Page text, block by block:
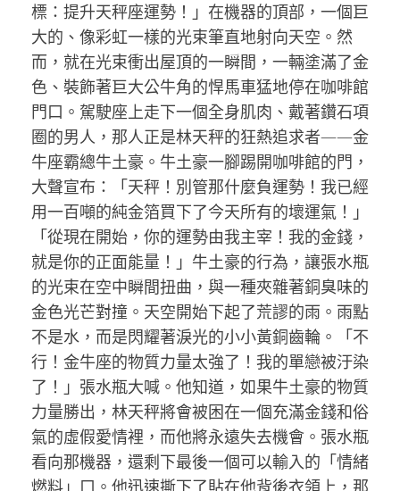
標：提升天秤座運勢！」在機器的頂部，一個巨
大的、像彩虹一樣的光束筆直地射向天空。然
而，就在光束衝出屋頂的一瞬間，一輛塗滿了金
色、裝飾著巨大公牛角的悍馬車猛地停在咖啡館
門口。駕駛座上走下一個全身肌肉、戴著鑽石項
圈的男人，那人正是林天秤的狂熱追求者——金
牛座霸總牛土豪。牛土豪一腳踢開咖啡館的門，
大聲宣布：「天秤！別管那什麼負運勢！我已經
用一百噸的純金箔買下了今天所有的壞運氣！」
「從現在開始，你的運勢由我主宰！我的金錢，
就是你的正面能量！」牛土豪的行為，讓張水瓶
的光束在空中瞬間扭曲，與一種夾雜著銅臭味的
金色光芒對撞。天空開始下起了荒謬的雨。雨點
不是水，而是閃耀著淚光的小小黃銅齒輪。「不
行！金牛座的物質力量太強了！我的單戀被汙染
了！」張水瓶大喊。他知道，如果牛土豪的物質
力量勝出，林天秤將會被困在一個充滿金錢和俗
氣的虛假愛情裡，而他將永遠失去機會。張水瓶
看向那機器，還剩下最後一個可以輸入的「情緒
燃料」口。他迅速撕下了貼在他背後衣領上，那